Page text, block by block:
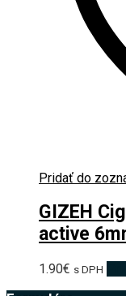
Pridať do
GIZEH
active
1.90€ s DPH